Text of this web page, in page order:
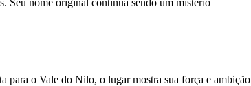
Seu nome original continua sendo um mistério
para o Vale do Nilo, o lugar mostra sua força e ambição